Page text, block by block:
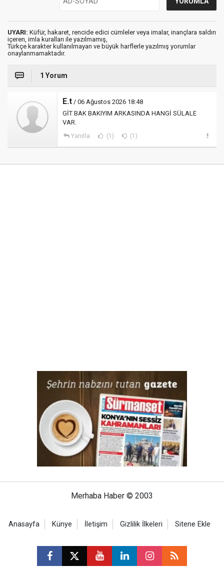
UYARI: Küfür, hakaret, rencide edici cümleler veya imalar, inançlara saldırı
içeren, imla kuralları ile yazılmamış,
Türkçe karakter kullanılmayan ve büyük harflerle yazılmış yorumlar
onaylanmamaktadır.
1 Yorum
E.t / 06 Ağustos 2026 18:48
GİT BAK BAKIYIM ARKASINDA HANGİ SÜLALE
VAR.
Yanıtla (1) (1)
Merhaba Haber © 2003
Anasayfa Künye İletişim Gizlilik İlkeleri Sitene Ekle